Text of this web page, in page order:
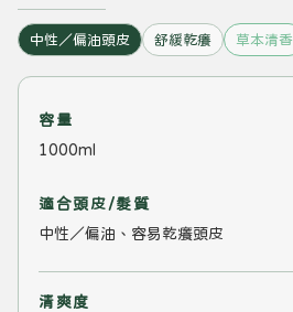
中性／偏油頭皮 舒緩乾癢 草本清香
容量
1000ml
適合頭皮/髮質
中性／偏油、容易乾癢頭皮
清爽度